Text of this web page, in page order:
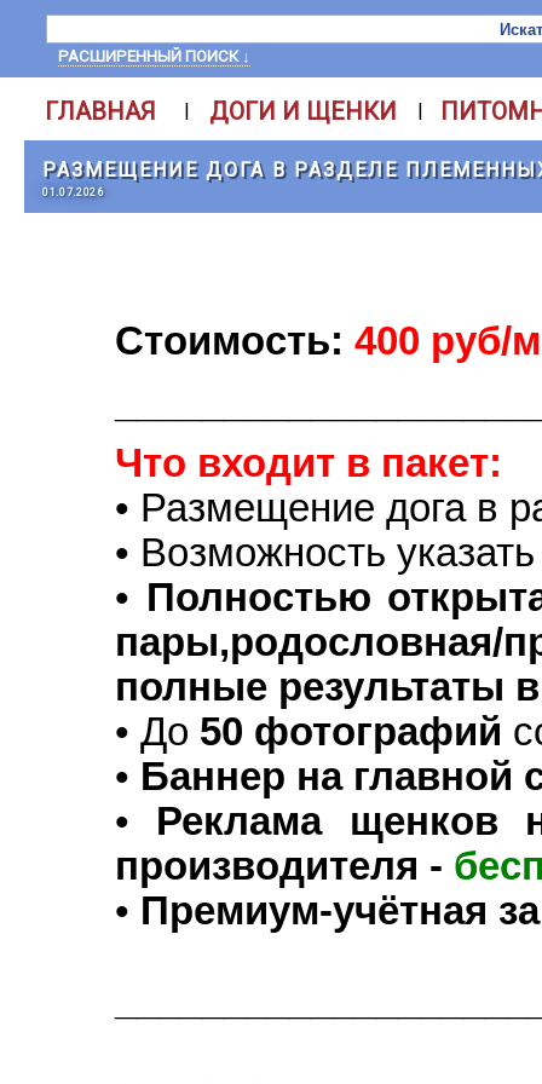
РАСШИРЕННЫЙ ПОИСК ↓
ГЛАВНАЯ | ДОГИ И ЩЕНКИ |
РАЗМЕЩЕНИЕ ДОГА В РАЗДЕЛЕ
01.07.2026
Стоимость: 400 руб/
Что входит в пакет:
• Размещение дога в
• Возможность
• Полностью
полные результаты
• До 50 фотографий
• Баннер на главной
• Реклама щенков
производителя -
• Премиум-учётная